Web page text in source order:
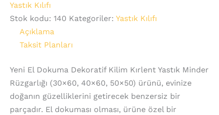
Yastık Kılıfı
Stok kodu: 140 Kategoriler: Yastık Kılıfı
Açıklama
Taksit Planları
Yeni El Dokuma Dekoratif Kilim Kırlent Yastık Minder
Rüzgarlığı (30×60, 40×60, 50×50) ürünü, evinize
doğanın güzelliklerini getirecek benzersiz bir
parçadır. El dokuması olması, ürüne özel bir